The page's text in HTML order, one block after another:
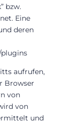
bzw.
Eine
deren
plugins
aufrufen,
Browser
von
von
und